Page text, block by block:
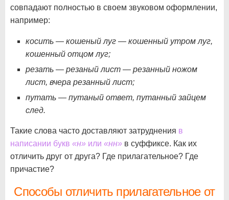
совпадают полностью в своем звуковом оформлении,
например:
косить — кошеный луг — кошенный утром луг,
кошенный отцом луг;
резать — резаный лист — резанный ножом
лист, вчера резанный лист;
путать — путаный ответ, путанный зайцем
след.
Такие слова часто доставляют затруднения в
написании букв «н» или «нн» в суффиксе. Как их
отличить друг от друга? Где прилагательное? Где
причастие?
Способы отличить прилагательное от